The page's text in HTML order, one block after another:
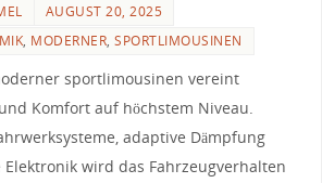
AUGUST 20, 2025
, MODERNER,SPORTLIMOUSINEN
sportlimousinen vereint
Komfort auf höchstem Niveau.
adaptive Dämpfung
wird ⁢das Fahrzeugverhalten